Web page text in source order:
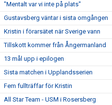
"Mentalt var vi inte på plats"
Gustavsberg väntar i sista omgången
Kristin i förarsätet när Sverige vann
Tillskott kommer från Ångermanland
13 mål upp i epilogen
Sista matchen i Upplandsserien
Fem fullträffar för Kristin
All Star Team - USM i Rosersberg